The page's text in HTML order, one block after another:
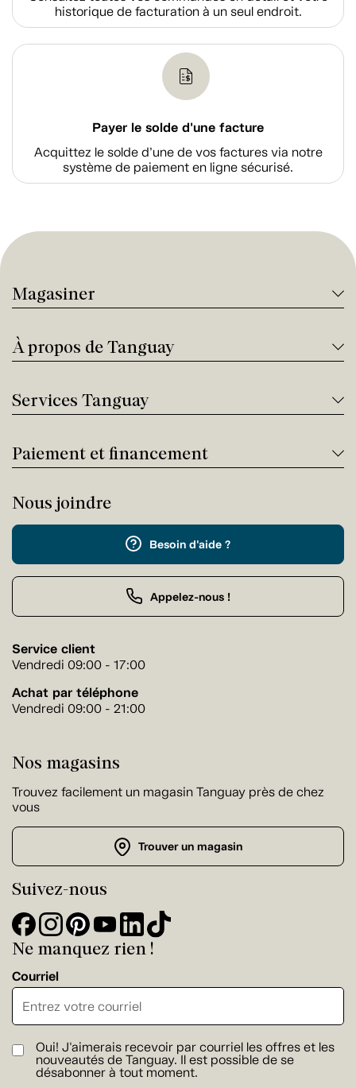
historique de facturation à un seul endroit.
Payer le solde d'une facture
Acquittez le solde d’une de vos factures via notre
système de paiement en ligne sécurisé.
Magasiner
À propos de Tanguay
Services Tanguay
Paiement et financement
Nous joindre
Besoin d'aide ?
Appelez-nous !
Service client
Vendredi 09:00 - 17:00
Achat par téléphone
Vendredi 09:00 - 21:00
Nos magasins
Trouvez facilement un magasin Tanguay près de chez
vous
Trouver un magasin
Suivez-nous
Ne manquez rien !
Courriel
Oui! J'aimerais recevoir par courriel les offres et les
nouveautés de Tanguay. Il est possible de se
désabonner à tout moment.